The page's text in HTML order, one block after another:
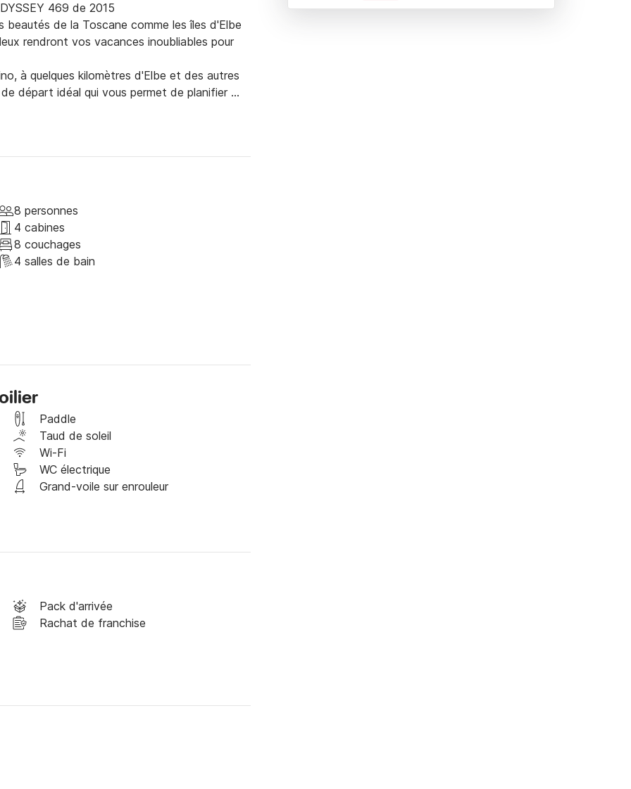
469 de 2015
de la Toscane comme les îles d'Elbe
rendront vos vacances inoubliables pour
à quelques kilomètres d'Elbe et des autres
départ idéal qui vous permet de planifier
d'Elbe n'est qu'à 22 km, et il peut
lieux merveilleux.
journée de navigation ; ou le nord de la
en passant par les magnifiques plages face
voilier JEANNEAU SUN ODYSSEY
8 personnes
4 cabines
8 couchages
4 salles de bain
Paddle
Taud de soleil
Wi-Fi
WC électrique
Grand-voile sur enrouleur
Pack d'arrivée
Rachat de franchise